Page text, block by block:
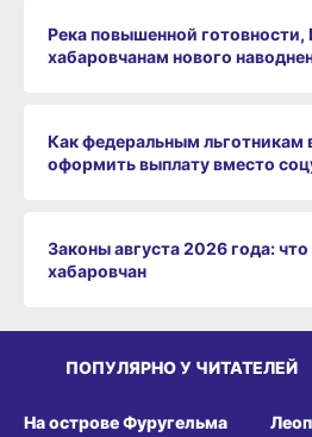
Река повышенной готовности,
хабаровчанам нового
Как федеральным льготникам
оформить выплату вместо
Законы августа 2026 года:
хабаровчан
ПОПУЛЯРНО У ЧИТАТЕЛЕЙ
На острове Фуругельма